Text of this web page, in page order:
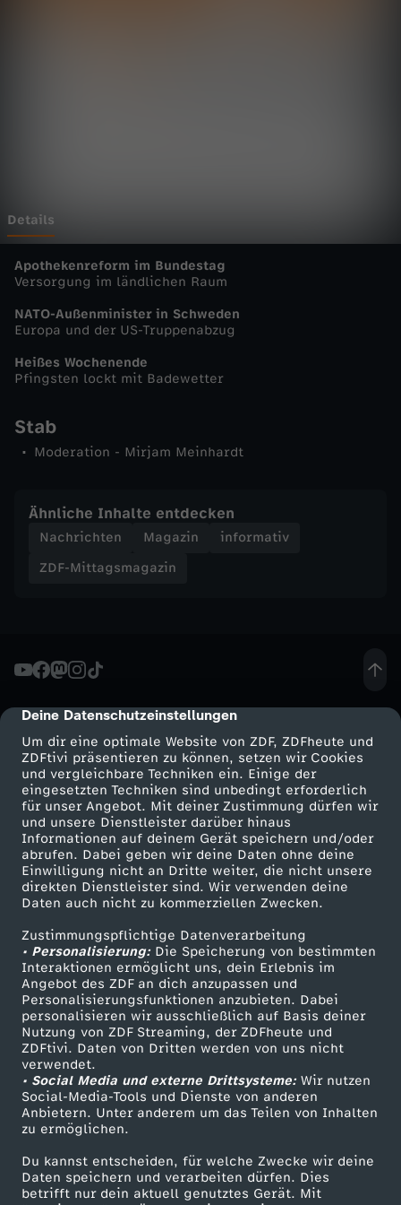
cmp-dialog-description
Deine Datenschutzeinstellungen
Um dir eine optimale Website von ZDF, ZDFheute und
ZDFtivi präsentieren zu können, setzen wir Cookies
und vergleichbare Techniken ein. Einige der
eingesetzten Techniken sind unbedingt erforderlich
für unser Angebot. Mit deiner Zustimmung dürfen wir
und unsere Dienstleister darüber hinaus
Informationen auf deinem Gerät speichern und/oder
abrufen. Dabei geben wir deine Daten ohne deine
Einwilligung nicht an Dritte weiter, die nicht unsere
direkten Dienstleister sind. Wir verwenden deine
Daten auch nicht zu kommerziellen Zwecken.
Zustimmungspflichtige Datenverarbeitung
• Personalisierung:Die Speicherung von bestimmten
Interaktionen ermöglicht uns, dein Erlebnis im
Angebot des ZDF an dich anzupassen und
Personalisierungsfunktionen anzubieten. Dabei
personalisieren wir ausschließlich auf Basis deiner
Nutzung von ZDF Streaming, der ZDFheute und
ZDFtivi. Daten von Dritten werden von uns nicht
verwendet.
• Social Media und externe Drittsysteme:Wir nutzen
Social-Media-Tools und Dienste von anderen
Anbietern. Unter anderem um das Teilen von Inhalten
zu ermöglichen.
Du kannst entscheiden, für welche Zwecke wir deine
Daten speichern und verarbeiten dürfen. Dies
betrifft nur dein aktuell genutztes Gerät. Mit
a
g
a
z
n
Z
D
-
M
i
t
t
a
g
s
m
a
g
a
z
Details
Apothekenreform im Bundestag
Versorgung im ländlichen Raum
NATO-Außenminister in Schweden
Europa und der US-Truppenabzug
Heißes Wochenende
Pfingsten lockt mit Badewetter
Stab
Moderation - Mirjam Meinhardt
Ähnliche Inhalte entdecken
Nachrichten Magazin
informativ
ZDF-Mittagsmagazin
Mehr ZDF
ZDF-Apps
Smart TV
ZDFtext
Livestreams
Sendungen A-Z
TV-Programm
Service
ZDFmitreden
Kontakt zum ZDF
Tickets
Zuschauerservice
Hilfe
ZDF Unternehmen
Karriere
ZDF goes Schule
Werbefernsehen